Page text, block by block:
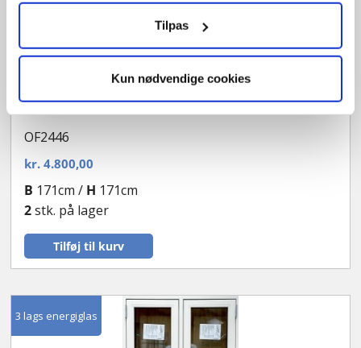
Tilpas
Kun nødvendige cookies
Sidehængt vindue
OF2446
kr.4.800,00
Tilføj til kurv
B 171cm / H 171cm
2stk. på lager
3 lags energiglas